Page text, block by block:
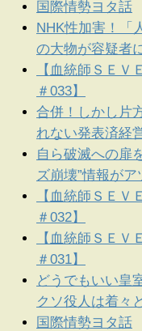
国際情勢ヨタ話
NHK性加害！「
の大物が容疑者
【血統師ＳＥＶ
＃033】
合併！しかし片
れない発表済経
自ら破滅への扉
ズ崩壊”情報がア
【血統師ＳＥＶ
＃032】
【血統師ＳＥＶ
＃031】
どうでもいい皇
クソ役人は着々
国際情勢ヨタ話